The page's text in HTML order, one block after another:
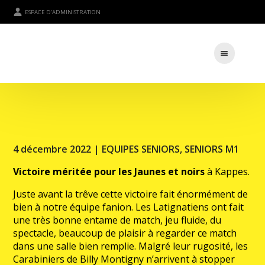
ESPACE D'ADMINISTRATION
4 décembre 2022 | EQUIPES SENIORS, SENIORS M1
Victoire méritée pour les Jaunes et noirsà Kappes.
Juste avant la trêve cette victoire fait énormément de
bien à notre équipe fanion. Les Latignatiens ont fait
une très bonne entame de match, jeu fluide, du
spectacle, beaucoup de plaisir à regarder ce match
dans une salle bien remplie. Malgré leur rugosité, les
Carabiniers de Billy Montigny n’arrivent à stopper